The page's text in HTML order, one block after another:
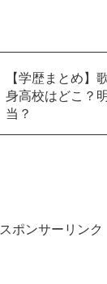
【学歴まとめ】
身高校はどこ？
当？
スポンサーリンク